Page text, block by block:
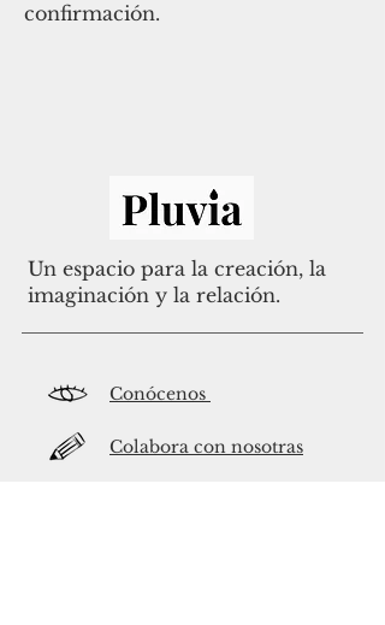
confirmación.
Un espacio para la creación, la
imaginación y la relación.
Conócenos
Colabora con nosotras